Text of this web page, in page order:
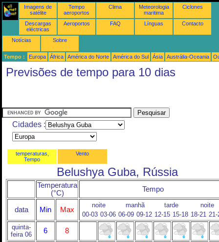
Imagens de
satélite
Tempo
aeroportos
Clima
Meteorologia
maritima
Ciclones
Descargas
eléctricas
Aeroportos FAQ Línguas Contacto
Notícias Sobre
Tempo : Europa África América do Norte América do Sul Ásia Austrália-Oceania
Previsões de tempo para 10 dias
Cidades :
temperaturas,
Tempo
Vento
Belushya Guba, Rússia
Temperatura
(°C)
Tempo
data Min Max
noite manhã tarde
noite
00-03 03-06 06-09 09-12 12-15 15-18 18-21 21-
quinta-
feira 06
6 8